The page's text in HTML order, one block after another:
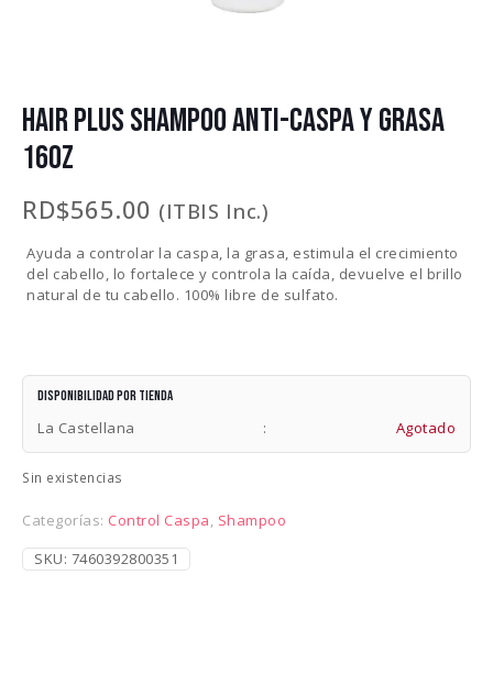
HAIR PLUS SHAMPOO ANTI-CASPA Y GRASA
16OZ
RD$565.00 (ITBIS Inc.)
Ayuda a controlar la caspa, la grasa, estimula el crecimiento
del cabello, lo fortalece y controla la caída, devuelve el brillo
natural de tu cabello. 100% libre de sulfato.
Disponibilidad por tienda
La Castellana : Agotado
Sin existencias
Categorías: Control Caspa, Shampoo
SKU: 7460392800351